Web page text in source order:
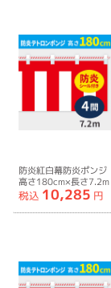
防炎紅白幕防炎ポンジ
高さ180cm×長さ7.2m
紅白ひも付
税込 10,285 円